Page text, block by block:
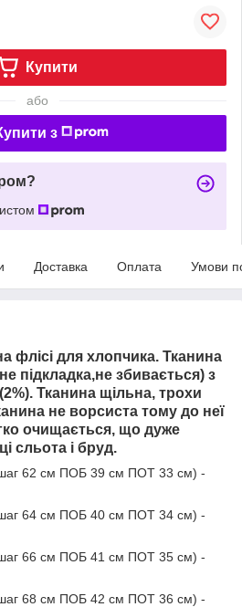
Купити
або
з
Доставка Оплата Умови
флісі для хлопчика. Тканина
підкладка,не збивається) з
Тканина щільна, трохи
не ворсиста тому до неї
очищається, що дуже
сльота і бруд.
62 см ПОБ 39 см ПОТ 33 см) -
64 см ПОБ 40 см ПОТ 34 см) -
66 см ПОБ 41 см ПОТ 35 см) -
68 см ПОБ 42 см ПОТ 36 см) -